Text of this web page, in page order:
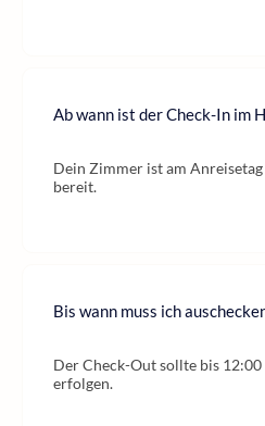
Ab wann ist der Check-In im
Dein Zimmer ist am
bereit.
Bis wann muss ich
Der Check-Out sollte bis
erfolgen.